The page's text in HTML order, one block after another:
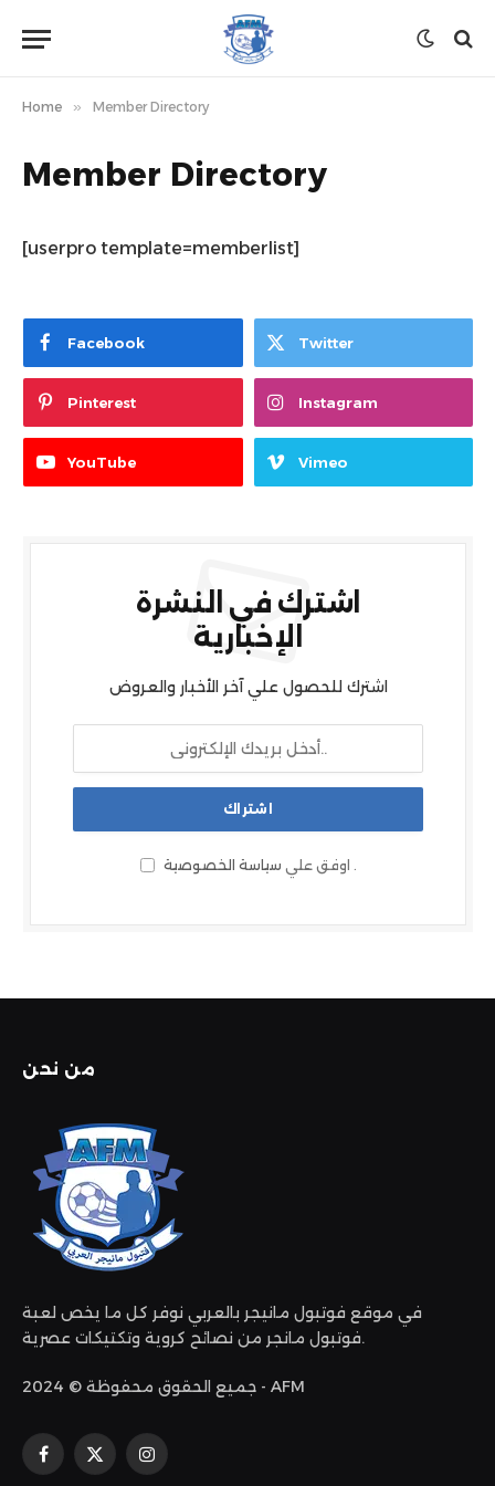
Home » Member Directory
Member Directory
[userpro template=memberlist]
Facebook Twitter
Pinterest Instagram
YouTube Vimeo
اشترك في النشرة
الإخبارية
اشترك للحصول علي آخر الأخبار والعروض
اوفق علي سياسة الخصوصية .
من نحن
في موقع فوتبول مانيجر بالعربي نوفر كل ما يخص لعبة
فوتبول مانجر من نصائح كروية وتكتيكات عصرية.
جميع الحقوق محفوظة © 2024 - AFM
فيسبوك
X
الانستغرام